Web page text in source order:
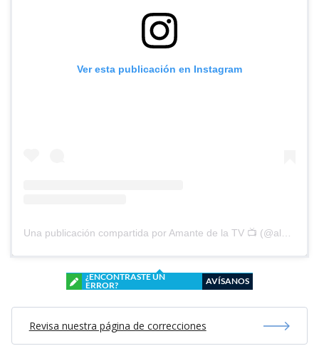
Ver esta publicación en Instagram
Una publicación compartida por Amante de la TV 📺 (@alguien_te_observa)
¿ENCONTRASTE UN
ERROR?
AVÍSANOS
Revisa nuestra página de correcciones